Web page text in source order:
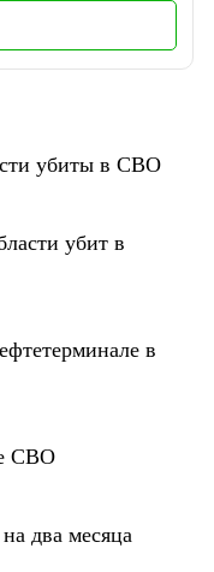
убиты в СВО
убит в
в
СВО
два месяца